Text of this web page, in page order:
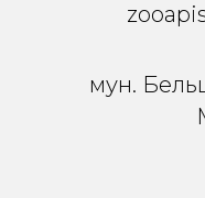
мун.